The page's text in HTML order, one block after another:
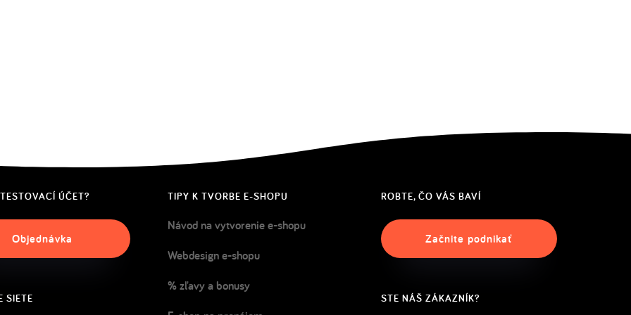
ÚČET?
Objednávka
SIETE
TIPY K TVORBE E-SHOPU
Návod na vytvorenie e-shopu
Webdesign e-shopu
% zľavy a bonusy
ROBTE, ČO VÁS BAVÍ
Začnite podnikať
STE NÁŠ ZÁKAZNÍK?